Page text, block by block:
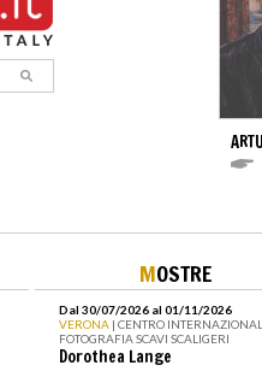
MOSTRE
Dal 30/07/2026 al 01/11/2026
VERONA | CENTRO
FOTOGRAFIA SCAVI SCALIGERI
Dorothea Lange